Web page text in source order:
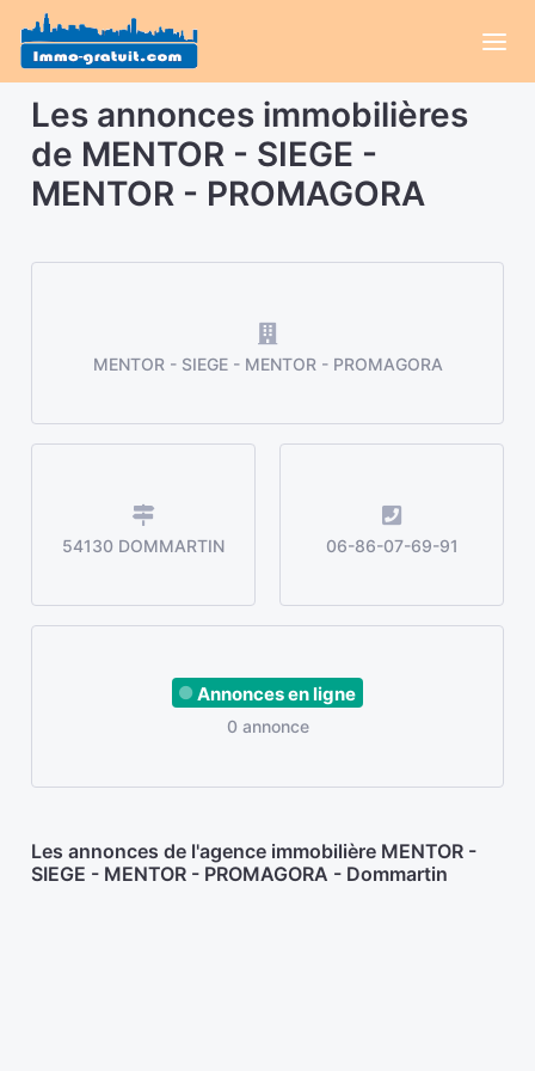
Les annonces immobilières
de MENTOR - SIEGE -
MENTOR - PROMAGORA
MENTOR - SIEGE - MENTOR - PROMAGORA
54130 DOMMARTIN 06-86-07-69-91
Annonces en ligne
0 annonce
Les annonces de l'agence immobilière MENTOR -
SIEGE - MENTOR - PROMAGORA - Dommartin